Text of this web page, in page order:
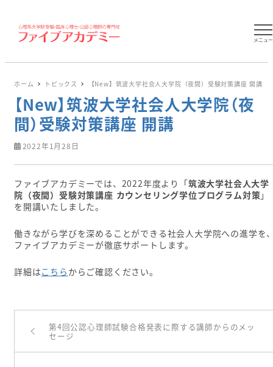
メニュー
ホーム トピックス 【New】筑波大学社会人大学院（夜間）受験対策講座 開講
【New】筑波大学社会人大学院（夜
間）受験対策講座 開講
2022年1月28日
ファイブアカデミーでは、2022年度より「筑波大学社会人大学
院（夜間）受験対策講座 カウンセリング学位プログラム対策」
を開講いたしました。
働きながら学びを深めることができる社会人大学院への進学を
ファイブアカデミーが徹底サポートします。
詳細はこちら からご確認ください。
第4回公認心理師試験合格発表に際する講師からのメッ
セージ